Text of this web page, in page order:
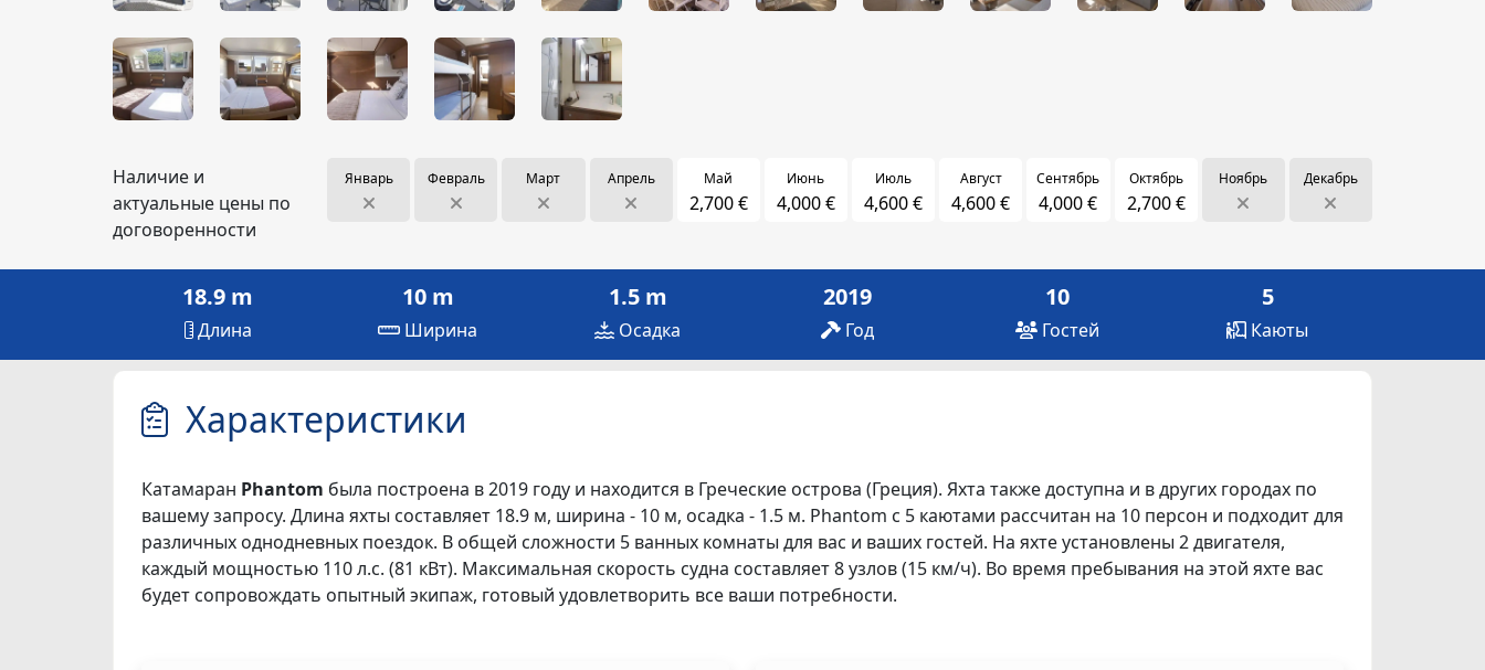
Наличие и
актуальные цены по
договоренности
Январь Февраль Март Апрель Май
2,700 €
Июнь
4,000 €
Июль
4,600 €
Август
4,600 €
Сентябрь
4,000 €
Октябрь
2,700 €
Ноябрь Декабрь
18.9 m
Длина
10 m
Ширина
1.5 m
Осадка
2019
Год
10
Гостей
5
Каюты
Характеристики
Катамаран Phantom была построена в 2019 году и находится в Греческие острова (Греция). Яхта также доступна и в других городах по
вашему запросу. Длина яхты составляет 18.9 м, ширина - 10 м, осадка - 1.5 м. Phantom с 5 каютами рассчитан на 10 персон и подходит для
различных однодневных поездок. В общей сложности 5 ванных комнаты для вас и ваших гостей. На яхте установлены 2 двигателя,
каждый мощностью 110 л.с. (81 кВт). Максимальная скорость судна составляет 8 узлов (15 км/ч). Во время пребывания на этой яхте вас
будет сопровождать опытный экипаж, готовый удовлетворить все ваши потребности.